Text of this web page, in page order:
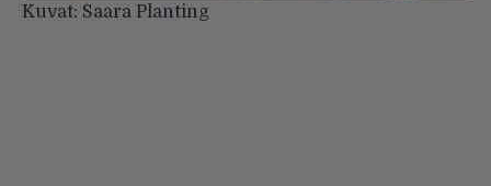
Kuvat: Saara Planting